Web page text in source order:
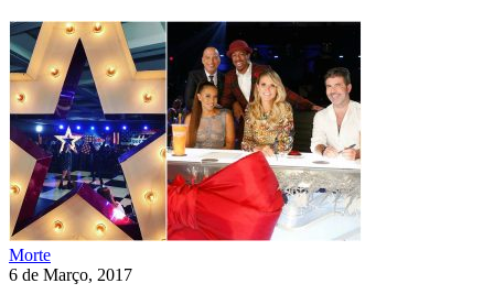
Morte
6 de Março, 2017